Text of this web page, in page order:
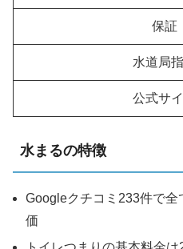
保証
水道局
公式サ
水まるの特徴
Googleクチコミ233件で
価